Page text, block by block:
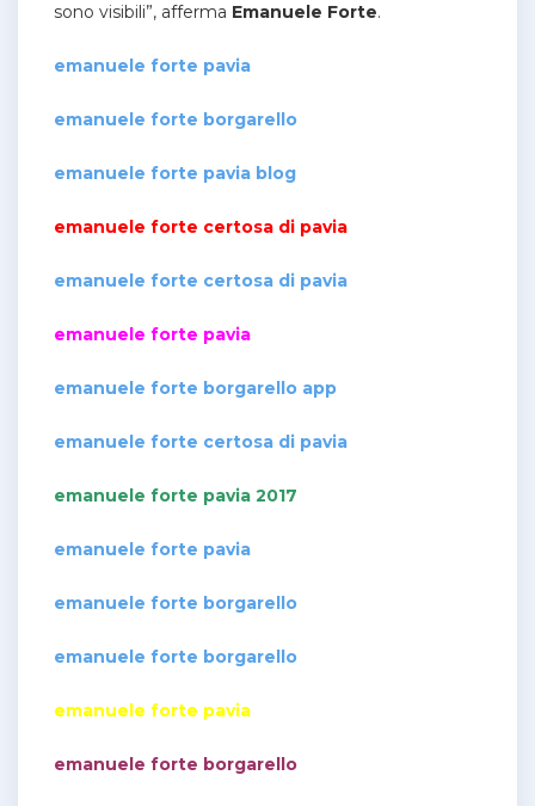
sono visibili”, afferma Emanuele Forte.
emanuele forte pavia
emanuele forte borgarello
emanuele forte pavia blog
emanuele forte certosa di pavia
emanuele forte certosa di pavia
emanuele forte pavia
emanuele forte borgarello app
emanuele forte certosa di pavia
emanuele forte pavia 2017
emanuele forte pavia
emanuele forte borgarello
emanuele forte borgarello
emanuele forte pavia
emanuele forte borgarello